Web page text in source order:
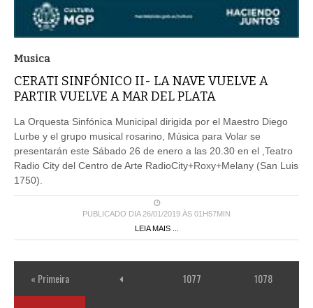
Musica
CERATI SINFÓNICO II- LA NAVE VUELVE A
PARTIR VUELVE A MAR DEL PLATA
La Orquesta Sinfónica Municipal dirigida por el Maestro Diego
Lurbe y el grupo musical rosarino, Música para Volar se
presentarán este Sábado 26 de enero a las 20.30 en el ,Teatro
Radio City del Centro de Arte RadioCity+Roxy+Melany (San Luis
1750).
PUBLICADO DIA 26/01/2019 ÀS 01H57MIN
LEIA MAIS ...
« Primeira 1077 1078